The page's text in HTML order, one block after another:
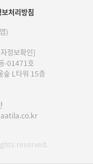
처리방침
)
정보확인]
-01471호
숲 L타워 15층
reserved.